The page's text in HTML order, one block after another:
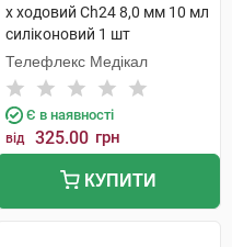
х ходовий Ch24 8,0 мм 10 мл
силіконовий 1 шт
Телефлекс Медікал
Є в наявності
від 325.00 грн
КУПИТИ